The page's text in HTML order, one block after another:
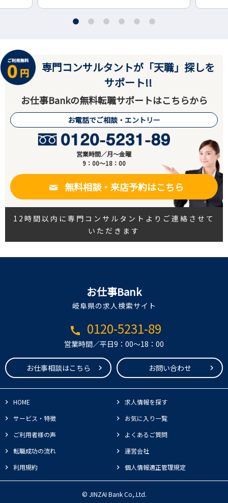
専門コンサルタントが「天職」探しを
サポート!!
お仕事Bankの無料転職サポートはこちらから
お電話でご相談・エントリー
営業時間／月～金曜
9：00～18：00
無料相談・来店予約はこちら
12時間以内に専門コンサルタントよりご連絡させて
いただきます
お仕事Bank
岐阜県の求人検索サイト
call 0120-5231-89
営業時間／平日9：00～18：00
お仕事相談はこちら お問い合わせ
HOME
求人情報を探す
サービス・特徴
お気に入り一覧
ご利用者様の声
よくあるご質問
転職成功の流れ
運営会社
利用規約
個人情報適正管理規定
© JINZAI Bank Co,.Ltd.